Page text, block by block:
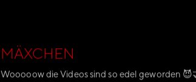
MÄXCHEN
Wooooow die Videos sind so edel geworden